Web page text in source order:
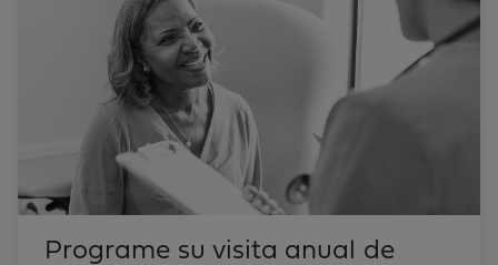
Programe su visita anual de